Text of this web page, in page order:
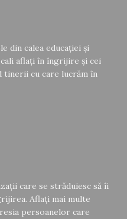
din calea educației și
aflați în îngrijire și cei
tinerii cu care lucrăm în
care se străduiesc să îi
Aflați mai multe
persoanelor care